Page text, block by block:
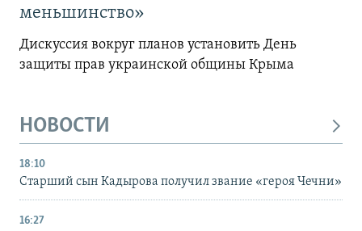
меньшинство»
Дискуссия вокруг планов установить День
защиты прав украинской общины Крыма
НОВОСТИ
18:10
Старший сын Кадырова получил звание «героя Чечни»
16:27